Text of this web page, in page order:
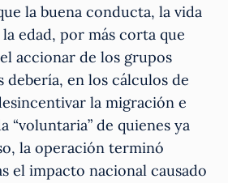
la buena conducta, la vida
edad, por más corta que
accionar de los grupos
debería, en los cálculos de
la migración e
“voluntaria” de quienes ya
la operación terminó
el impacto nacional causado